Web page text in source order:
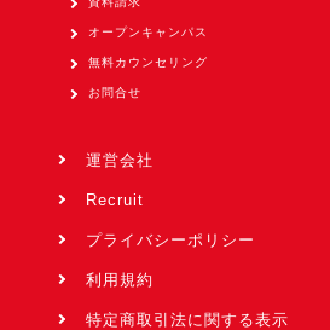
オープンキャンパス
無料カウンセリング
お問合せ
運営会社
Recruit
プライバシーポリシー
利用規約
特定商取引法に関する表示